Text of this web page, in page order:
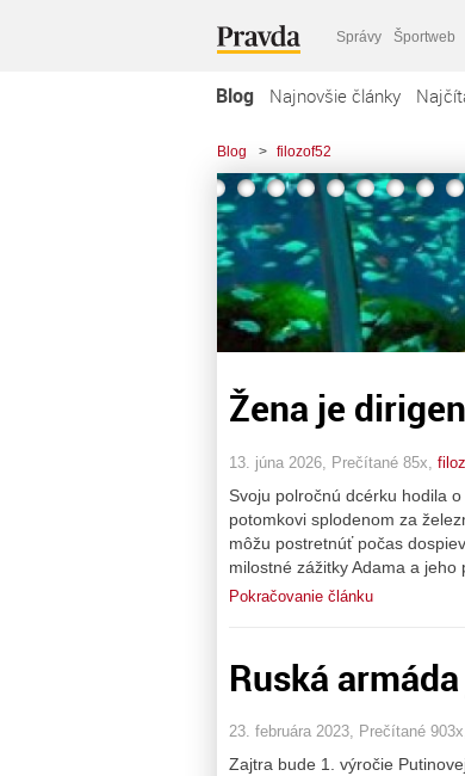
Správy Športweb
Blog Najnovšie články
Blog > filozof52
Žena je
13. júna 2026, Prečítané 85x,
Svoju polročnú dcérku hodila
potomkovi splodenom za
môžu postretnúť počas
milostné zážitky Adama a
Pokračovanie článku
Ruská
23. februára 2023, Prečítané
Zajtra bude 1. výročie